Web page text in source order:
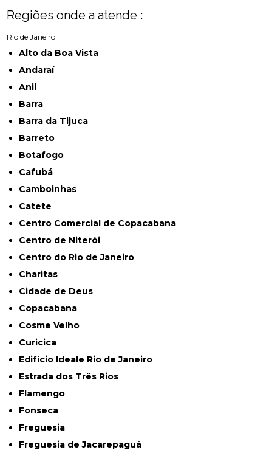
Regiões onde a atende :
Rio de Janeiro
Alto da Boa Vista
Andaraí
Anil
Barra
Barra da Tijuca
Barreto
Botafogo
Cafubá
Camboinhas
Catete
Centro Comercial de Copacabana
Centro de Niterói
Centro do Rio de Janeiro
Charitas
Cidade de Deus
Copacabana
Cosme Velho
Curicica
Edifício Ideale Rio de Janeiro
Estrada dos Três Rios
Flamengo
Fonseca
Freguesia
Freguesia de Jacarepaguá